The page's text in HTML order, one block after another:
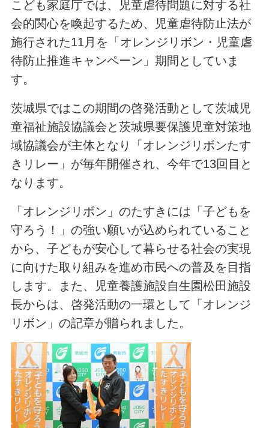
こども家庭庁では、児童虐待問題に対する社
会的関心を喚起するため、児童虐待防止法が
施行された11月を「オレンジリボン・児童虐
待防止推進キャンペーン」期間としていま
す。
茨城県ではこの期間の啓発活動として茨城児
童福祉施設協議会と茨城県要保護児童対策地
域協議会が主体となり「オレンジリボンたす
きリレー」が毎年開催され、今年で13回目と
なります。
「オレンジリボン」のたすきには「子どもを
守ろう！」の強い願いが込められていること
から、子どもが安心して暮らせる社会の実現
に向けた取り組みを進め市民への普及を目指
します。また、児童養護施設自生園松田施設
長からは、啓発活動の一環として「オレンジ
リボン」の記章が贈られました。